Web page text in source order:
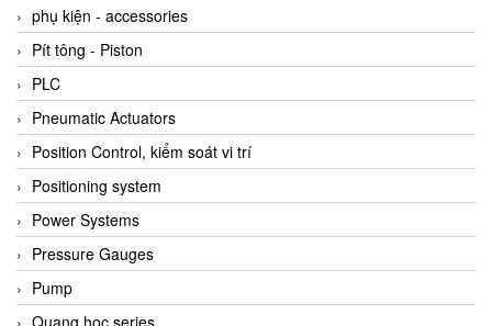
phụ kiện - accessories
Pít tông - Piston
PLC
Pneumatic Actuators
Position Control, kiểm soát vi trí
Positioning system
Power Systems
Pressure Gauges
Pump